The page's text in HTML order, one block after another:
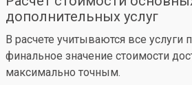
дополнительных услуг
В расчете учитываются все услуги
финальное значение стоимости
максимально точным.